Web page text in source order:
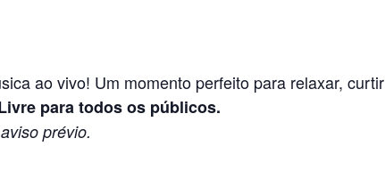
ao vivo! Um momento perfeito para relaxar, curtir
para todos os públicos.
prévio.